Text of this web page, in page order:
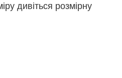
дивіться розмірну